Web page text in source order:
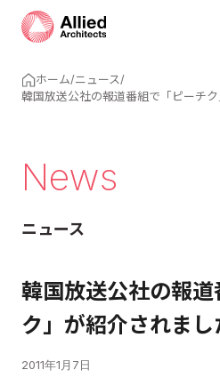
ホーム/ニュース/
韓国放送公社の報道番組で「ピーチ
News
ニュース
韓国放送公社の報
ク」が紹介されまし
2011年1月7日